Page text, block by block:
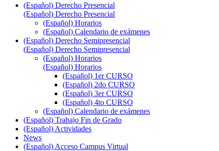
(Español) Derecho Presencial
(Español) Derecho Presencial
(Español) Horarios
(Español) Calendario de exámenes
(Español) Derecho Semipresencial
(Español) Derecho Semipresencial
(Español) Horarios
(Español) Horarios
(Español) 1er CURSO
(Español) 2do CURSO
(Español) 3er CURSO
(Español) 4to CURSO
(Español) Calendario de exámenes
(Español) Trabajo Fin de Grado
(Español) Actividades
News
(Español) Acceso Campus Virtual